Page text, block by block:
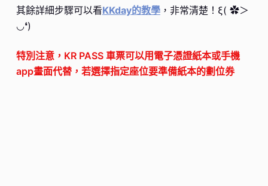
其餘詳細步驟可以看KKday的教學，非常清楚！ξ( ✿＞
◡❛)
特別注意，KR PASS 車票可以用電子憑證紙本或手機
app畫面代替，若選擇指定座位要準備紙本的劃位券